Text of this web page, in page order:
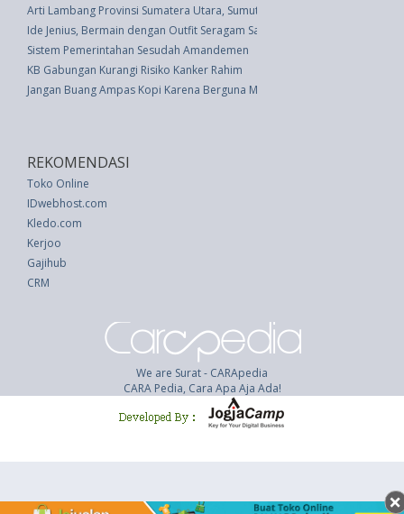
Arti Lambang Provinsi Sumatera Utara, Sumut
Ide Jenius, Bermain dengan Outfit Seragam Saat Ke Kantor
Sistem Pemerintahan Sesudah Amandemen
KB Gabungan Kurangi Risiko Kanker Rahim
Jangan Buang Ampas Kopi Karena Berguna Merawat Tanaman
REKOMENDASI
Toko Online
IDwebhost.com
Kledo.com
Kerjoo
Gajihub
CRM
We are Surat - CARApedia
CARA Pedia, Cara Apa Aja Ada!